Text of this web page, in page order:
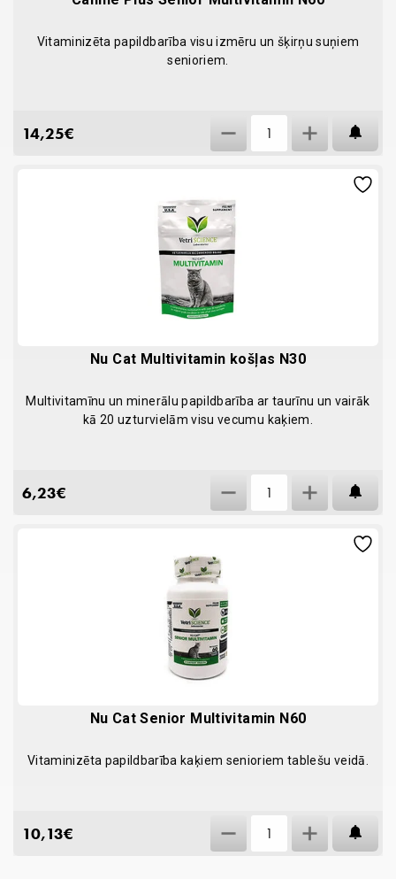
Vitaminizēta papildbarība visu izmēru un šķirņu suņiem
senioriem.
14,25€
N60
quantity
Nu Cat Multivitamin košļas N30
Multivitamīnu un minerālu papildbarība ar taurīnu un vairāk
kā 20 uzturvielām visu vecumu kaķiem.
6,23€
N30
quantity
Nu Cat Senior Multivitamin N60
Vitaminizēta papildbarība kaķiem senioriem tablešu veidā.
10,13€